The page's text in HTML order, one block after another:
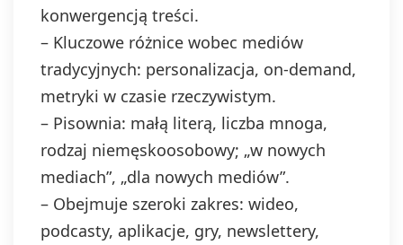
konwergencją treści.
– Kluczowe różnice wobec mediów
tradycyjnych: personalizacja, on‑demand,
metryki w czasie rzeczywistym.
– Pisownia: małą literą, liczba mnoga,
rodzaj niemęskoosobowy; „w nowych
mediach”, „dla nowych mediów”.
– Obejmuje szeroki zakres: wideo,
podcasty, aplikacje, gry, newslettery,